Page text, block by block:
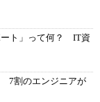
ト」って何？ IT資
7割のエンジニアが